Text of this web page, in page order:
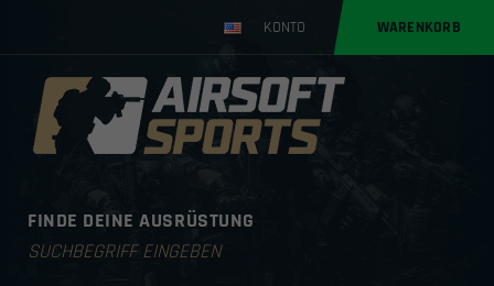
KONTO WARENKORB
FINDE DEINE AUSRÜSTUNG
Products